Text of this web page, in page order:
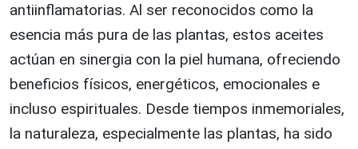
antiinflamatorias. Al ser reconocidos como la
esencia más pura de las plantas, estos aceites
actúan en sinergia con la piel humana, ofreciendo
beneficios físicos, energéticos, emocionales e
incluso espirituales. Desde tiempos inmemoriales,
la naturaleza, especialmente las plantas, ha sido